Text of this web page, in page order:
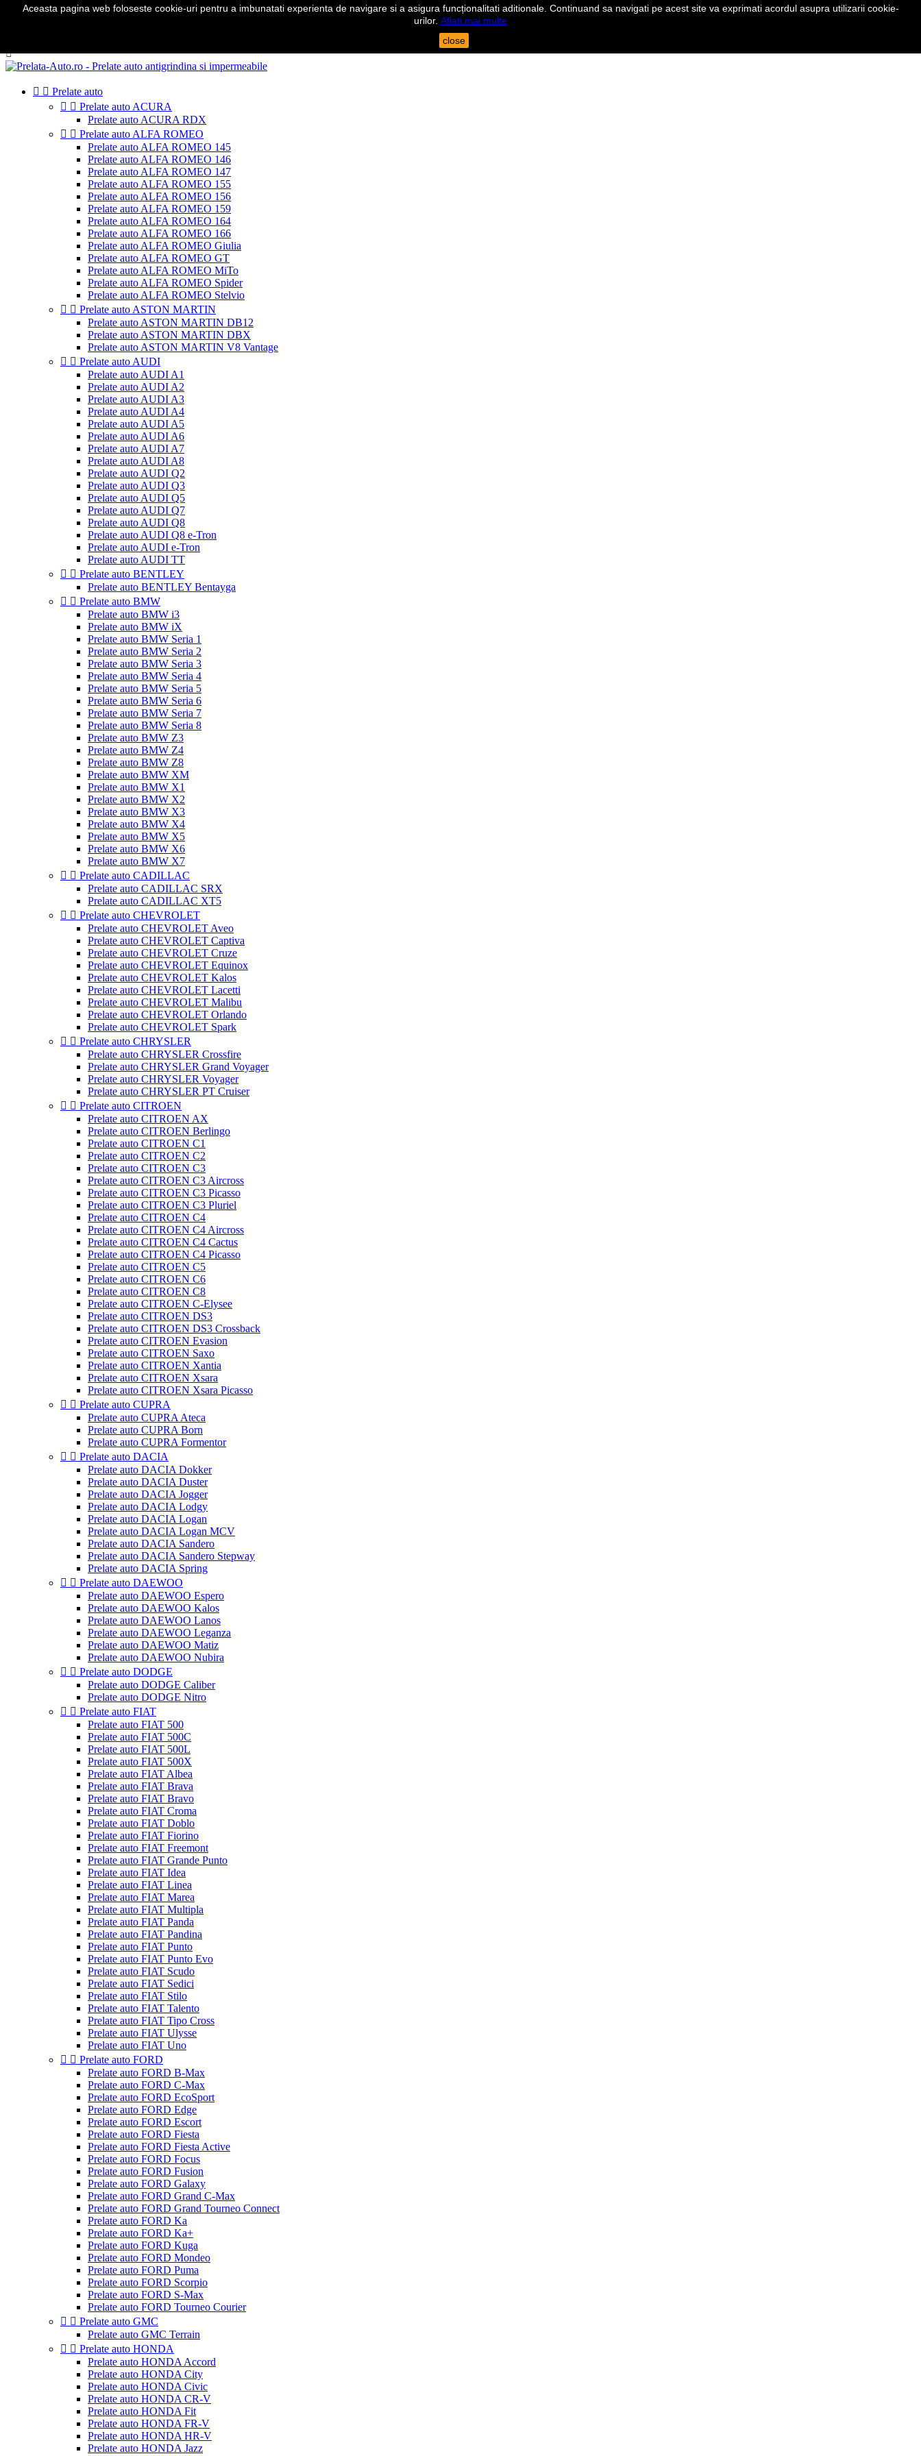
Telefon:0724 571 115

  Prelate auto
  Prelate auto ACURA
Prelate auto ACURA RDX
  Prelate auto ALFA ROMEO
Prelate auto ALFA ROMEO 145
Prelate auto ALFA ROMEO 146
Prelate auto ALFA ROMEO 147
Prelate auto ALFA ROMEO 155
Prelate auto ALFA ROMEO 156
Prelate auto ALFA ROMEO 159
Prelate auto ALFA ROMEO 164
Prelate auto ALFA ROMEO 166
Prelate auto ALFA ROMEO Giulia
Prelate auto ALFA ROMEO GT
Prelate auto ALFA ROMEO MiTo
Prelate auto ALFA ROMEO Spider
Prelate auto ALFA ROMEO Stelvio
  Prelate auto ASTON MARTIN
Prelate auto ASTON MARTIN DB12
Prelate auto ASTON MARTIN DBX
Prelate auto ASTON MARTIN V8 Vantage
  Prelate auto AUDI
Prelate auto AUDI A1
Prelate auto AUDI A2
Prelate auto AUDI A3
Prelate auto AUDI A4
Prelate auto AUDI A5
Prelate auto AUDI A6
Prelate auto AUDI A7
Prelate auto AUDI A8
Prelate auto AUDI Q2
Prelate auto AUDI Q3
Prelate auto AUDI Q5
Prelate auto AUDI Q7
Prelate auto AUDI Q8
Prelate auto AUDI Q8 e-Tron
Prelate auto AUDI e-Tron
Prelate auto AUDI TT
  Prelate auto BENTLEY
Prelate auto BENTLEY Bentayga
  Prelate auto BMW
Prelate auto BMW i3
Prelate auto BMW iX
Prelate auto BMW Seria 1
Prelate auto BMW Seria 2
Prelate auto BMW Seria 3
Prelate auto BMW Seria 4
Prelate auto BMW Seria 5
Prelate auto BMW Seria 6
Prelate auto BMW Seria 7
Prelate auto BMW Seria 8
Prelate auto BMW Z3
Prelate auto BMW Z4
Prelate auto BMW Z8
Prelate auto BMW XM
Prelate auto BMW X1
Prelate auto BMW X2
Prelate auto BMW X3
Prelate auto BMW X4
Prelate auto BMW X5
Prelate auto BMW X6
Prelate auto BMW X7
  Prelate auto CADILLAC
Prelate auto CADILLAC SRX
Prelate auto CADILLAC XT5
  Prelate auto CHEVROLET
Prelate auto CHEVROLET Aveo
Prelate auto CHEVROLET Captiva
Prelate auto CHEVROLET Cruze
Prelate auto CHEVROLET Equinox
Prelate auto CHEVROLET Kalos
Prelate auto CHEVROLET Lacetti
Prelate auto CHEVROLET Malibu
Prelate auto CHEVROLET Orlando
Prelate auto CHEVROLET Spark
  Prelate auto CHRYSLER
Prelate auto CHRYSLER Crossfire
Prelate auto CHRYSLER Grand Voyager
Prelate auto CHRYSLER Voyager
Prelate auto CHRYSLER PT Cruiser
  Prelate auto CITROEN
Prelate auto CITROEN AX
Prelate auto CITROEN Berlingo
Prelate auto CITROEN C1
Prelate auto CITROEN C2
Prelate auto CITROEN C3
Prelate auto CITROEN C3 Aircross
Prelate auto CITROEN C3 Picasso
Prelate auto CITROEN C3 Pluriel
Prelate auto CITROEN C4
Prelate auto CITROEN C4 Aircross
Prelate auto CITROEN C4 Cactus
Prelate auto CITROEN C4 Picasso
Prelate auto CITROEN C5
Prelate auto CITROEN C6
Prelate auto CITROEN C8
Prelate auto CITROEN C-Elysee
Prelate auto CITROEN DS3
Prelate auto CITROEN DS3 Crossback
Prelate auto CITROEN Evasion
Prelate auto CITROEN Saxo
Prelate auto CITROEN Xantia
Prelate auto CITROEN Xsara
Prelate auto CITROEN Xsara Picasso
  Prelate auto CUPRA
Prelate auto CUPRA Ateca
Prelate auto CUPRA Born
Prelate auto CUPRA Formentor
  Prelate auto DACIA
Prelate auto DACIA Dokker
Prelate auto DACIA Duster
Prelate auto DACIA Jogger
Prelate auto DACIA Lodgy
Prelate auto DACIA Logan
Prelate auto DACIA Logan MCV
Prelate auto DACIA Sandero
Prelate auto DACIA Sandero Stepway
Prelate auto DACIA Spring
  Prelate auto DAEWOO
Prelate auto DAEWOO Espero
Prelate auto DAEWOO Kalos
Prelate auto DAEWOO Lanos
Prelate auto DAEWOO Leganza
Prelate auto DAEWOO Matiz
Prelate auto DAEWOO Nubira
  Prelate auto DODGE
Prelate auto DODGE Caliber
Prelate auto DODGE Nitro
  Prelate auto FIAT
Prelate auto FIAT 500
Prelate auto FIAT 500C
Prelate auto FIAT 500L
Prelate auto FIAT 500X
Prelate auto FIAT Albea
Prelate auto FIAT Brava
Prelate auto FIAT Bravo
Prelate auto FIAT Croma
Prelate auto FIAT Doblo
Prelate auto FIAT Fiorino
Prelate auto FIAT Freemont
Prelate auto FIAT Grande Punto
Prelate auto FIAT Idea
Prelate auto FIAT Linea
Prelate auto FIAT Marea
Prelate auto FIAT Multipla
Prelate auto FIAT Panda
Prelate auto FIAT Pandina
Prelate auto FIAT Punto
Prelate auto FIAT Punto Evo
Prelate auto FIAT Scudo
Prelate auto FIAT Sedici
Prelate auto FIAT Stilo
Prelate auto FIAT Talento
Prelate auto FIAT Tipo Cross
Prelate auto FIAT Ulysse
Prelate auto FIAT Uno
  Prelate auto FORD
Prelate auto FORD B-Max
Prelate auto FORD C-Max
Prelate auto FORD EcoSport
Prelate auto FORD Edge
Prelate auto FORD Escort
Prelate auto FORD Fiesta
Prelate auto FORD Fiesta Active
Prelate auto FORD Focus
Prelate auto FORD Fusion
Prelate auto FORD Galaxy
Prelate auto FORD Grand C-Max
Prelate auto FORD Grand Tourneo Connect
Prelate auto FORD Ka
Prelate auto FORD Ka+
Prelate auto FORD Kuga
Prelate auto FORD Mondeo
Prelate auto FORD Puma
Prelate auto FORD Scorpio
Prelate auto FORD S-Max
Prelate auto FORD Tourneo Courier
  Prelate auto GMC
Prelate auto GMC Terrain
  Prelate auto HONDA
Prelate auto HONDA Accord
Prelate auto HONDA City
Prelate auto HONDA Civic
Prelate auto HONDA CR-V
Prelate auto HONDA Fit
Prelate auto HONDA FR-V
Prelate auto HONDA HR-V
Prelate auto HONDA Jazz
Aceasta pagina web foloseste cookie-uri pentru a imbunatati experienta de navigare si a asigura funcționalitati aditionale. Continuand sa navigati pe acest site va exprimati acordul asupra utilizarii cookie-
urilor. Aflati mai multe
close